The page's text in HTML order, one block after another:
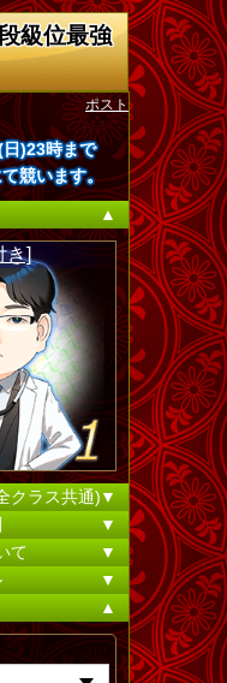
級位最強
ポスト
)23時まで
競います。
▲
き]
クラス共通)▼
▼
て
▼
▼
▲